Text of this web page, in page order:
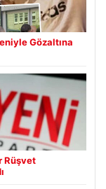
Gözaltına
Rüşvet